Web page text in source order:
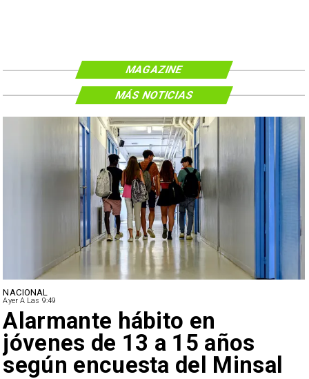
MAGAZINE
NACIONAL
Ayer A Las 9:49
Alarmante hábito en
jóvenes de 13 a 15 años
según encuesta del Minsal
MÁS NOTICIAS